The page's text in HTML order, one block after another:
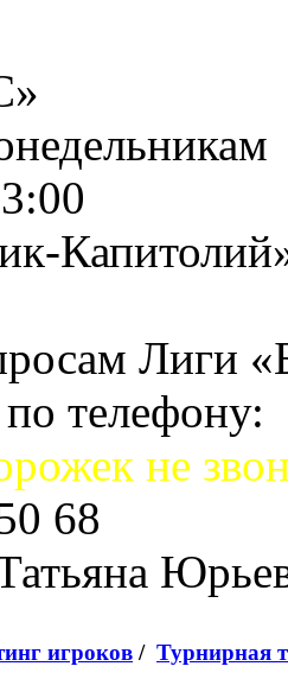
Лиги
телефону:
не
68
игроков / Турнирная